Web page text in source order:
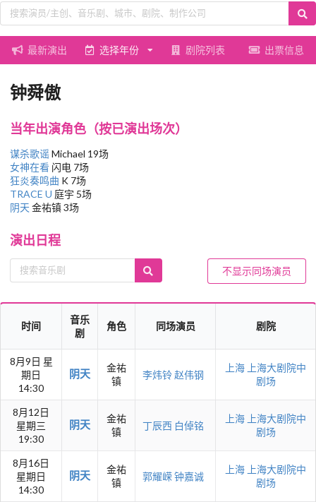
最新演出 选择年份 剧院列表 出票信息
钟舜傲
当年出演角色（按已演出场次）
谋杀歌谣Michael 19场
女神在看 闪电 7场
狂炎奏鸣曲 K 7场
TRACE U 庭宇 5场
阴天 金祐镇 3场
演出日程
不显示同场演员
时间
音乐
剧
角色 同场演员 剧院
8月9日 星
期日
14:30
阴天
金祐
镇
李炜铃赵伟钢
上海 上海大剧院中
剧场
8月12日
星期三
19:30
阴天
金祐
镇
丁辰西 白倬铭
上海 上海大剧院中
剧场
8月16日
星期日
14:30
阴天
金祐
镇
郭耀嵘钟嘉诚
上海 上海大剧院中
剧场